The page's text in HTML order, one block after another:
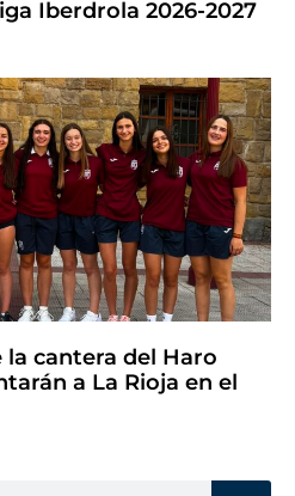
Iberdrola 2026-2027
la cantera del Haro
a La Rioja en el